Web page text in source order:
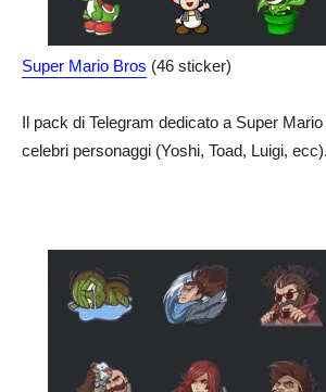
Super Mario Bros (46 sticker)
Il pack di Telegram dedicato a Super
celebri personaggi (Yoshi, Toad, Luigi, ecc).